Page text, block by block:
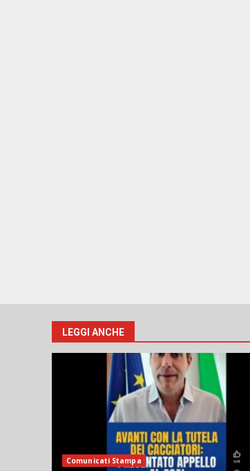
LEGGI ANCHE
Comunicati Stampa